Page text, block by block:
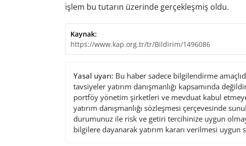
işlem bu tutarın üzerinde gerçekleşmiş oldu.
Kaynak:
https://www.kap.org.tr/tr/Bildirim/1496086
Yasal uyarı: Bu haber sadece bilgilendirme
tavsiyeler yatırım danışmanlığı kapsamında
portföy yönetim şirketleri ve mevduat kabul
yatırım danışmanlığı sözleşmesi çerçevesinde
durumunuz ile risk ve getiri tercihinize uygun
bilgilere dayanarak yatırım kararı verilmesi